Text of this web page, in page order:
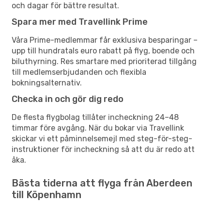
och dagar för bättre resultat.
Spara mer med Travellink Prime
Våra Prime-medlemmar får exklusiva besparingar –
upp till hundratals euro rabatt på flyg, boende och
biluthyrning. Res smartare med prioriterad tillgång
till medlemserbjudanden och flexibla
bokningsalternativ.
Checka in och gör dig redo
De flesta flygbolag tillåter incheckning 24–48
timmar före avgång. När du bokar via Travellink
skickar vi ett påminnelsemejl med steg-för-steg-
instruktioner för incheckning så att du är redo att
åka.
Bästa tiderna att flyga från Aberdeen
till Köpenhamn